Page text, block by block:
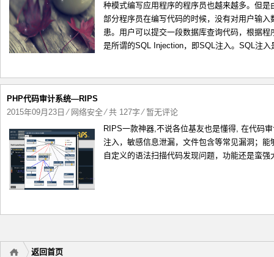
种模式编写应用程序的程序员也越来越多。但
部分程序员在编写代码的时候，没有对用户输
患。用户可以提交一段数据库查询代码，根据
是所谓的SQL Injection，即SQL注入。SQL注
PHP代码审计系统—RIPS
2015年09月23日 ⁄ 网络安全⁄ 共 127字⁄暂无评论
RIPS一款神器,不说各位基友也是懂得, 在代码
注入，敏感信息泄漏，文件包含等常见漏洞；
自定义的语法扫描代码发现问题，功能还是蛮
返回首页